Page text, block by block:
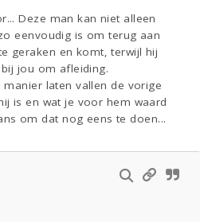
Deze man kan niet alleen
eenvoudig is om terug aan
geraken en komt, terwijl hij
jou om afleiding.
laten vallen de vorige
is en wat je voor hem waard
om dat nog eens te doen...